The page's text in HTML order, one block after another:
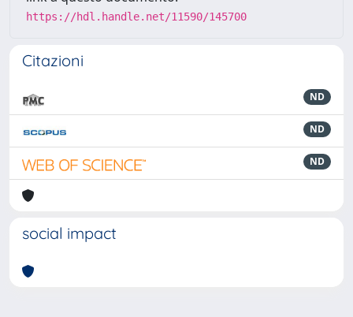
https://hdl.handle.net/11590/145700
Citazioni
ND
ND
ND
social impact